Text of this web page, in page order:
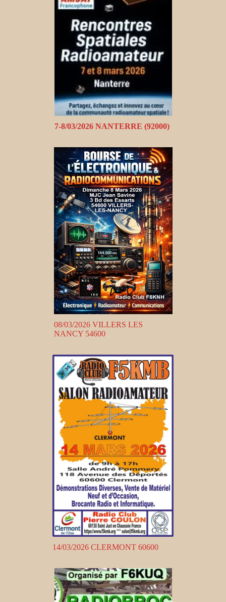
7-8/03/2026 NANTERRE (92000)
08/03/2026 VILLERS LES
NANCY 54600
14/03/2026 CLERMONT 60600